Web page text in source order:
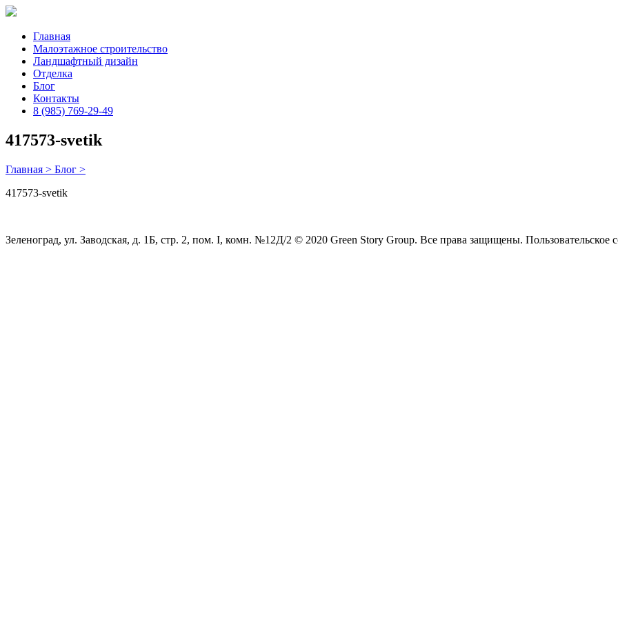
Главная
Малоэтажное строительство
Ландшафтный дизайн
Отделка
Блог
Контакты
8 (985) 769-29-49
417573-svetik
Главная > Блог >
417573-svetik
Зеленоград, ул. Заводская, д. 1Б, стр. 2, пом. I, комн. №12Д/2 © 2020 Green Story Group. Все права защищены. Пользовательское